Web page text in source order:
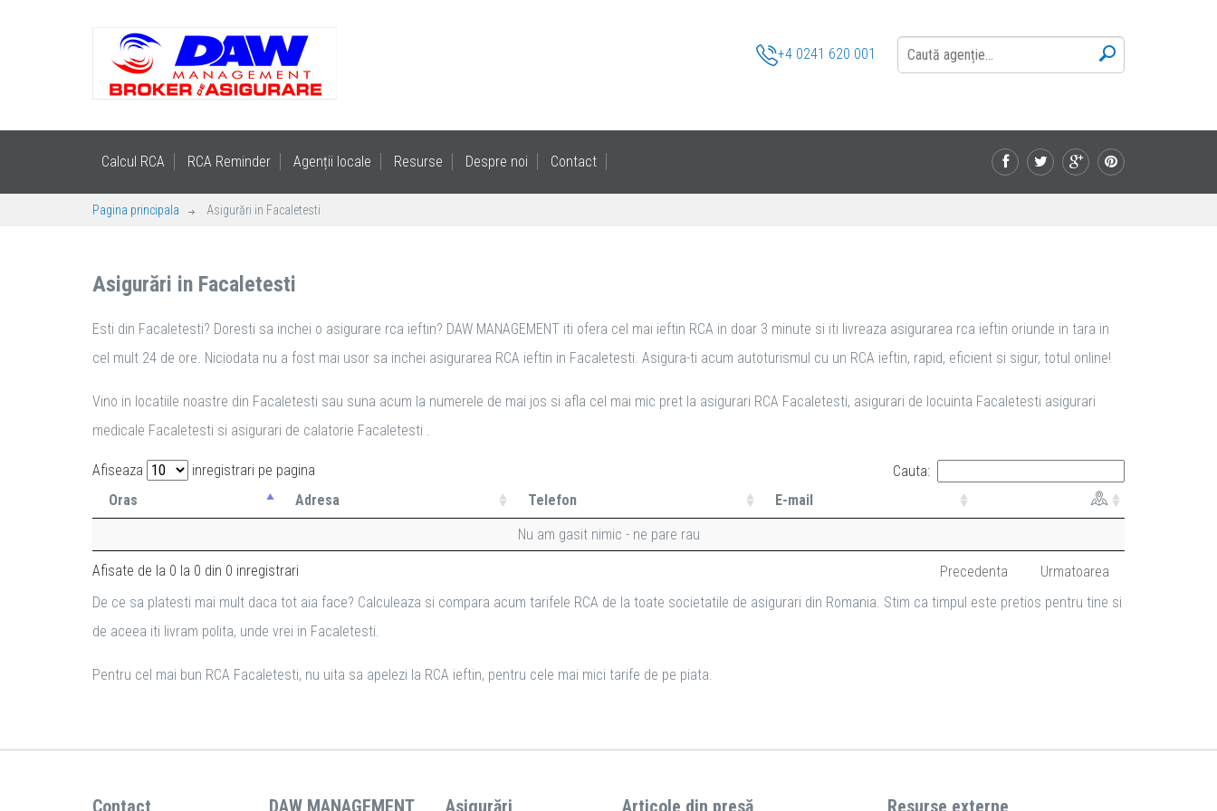
+4 0241 620 001
Calcul RCA RCA Reminder Agenții locale Resurse Despre noi Contact
Pagina principala Asigurări in Facaletesti
Asigurări in Facaletesti
Esti din Facaletesti? Doresti sa inchei o asigurare rca ieftin? DAW MANAGEMENT iti ofera cel mai ieftin RCA in doar 3 minute si iti livreaza asigurarea rca ieftin oriunde in tara in
cel mult 24 de ore. Niciodata nu a fost mai usor sa inchei asigurarea RCA ieftin in Facaletesti. Asigura-ti acum autoturismul cu un RCA ieftin, rapid, eficient si sigur, totul online!
Vino in locatiile noastre din Facaletesti sau suna acum la numerele de mai jos si afla cel mai mic pret la asigurari RCA Facaletesti, asigurari de locuinta Facaletesti asigurari
medicale Facaletesti si asigurari de calatorie Facaletesti .
Afiseaza inregistrari pe pagina
Cauta:
Oras
Adresa Telefon
E-mail
Nu am gasit nimic - ne pare rau
Afisate de la 0 la 0 din 0 inregistrari Precedenta
Urmatoarea
De ce sa platesti mai mult daca tot aia face? Calculeaza si compara acum tarifele RCA de la toate societatile de asigurari din Romania. Stim ca timpul este pretios pentru tine si
de aceea iti livram polita, unde vrei in Facaletesti.
Pentru cel mai bun RCA Facaletesti, nu uita sa apelezi la RCA ieftin, pentru cele mai mici tarife de pe piata.
Contact DAW MANAGEMENT Asigurări Articole din presă Resurse externe